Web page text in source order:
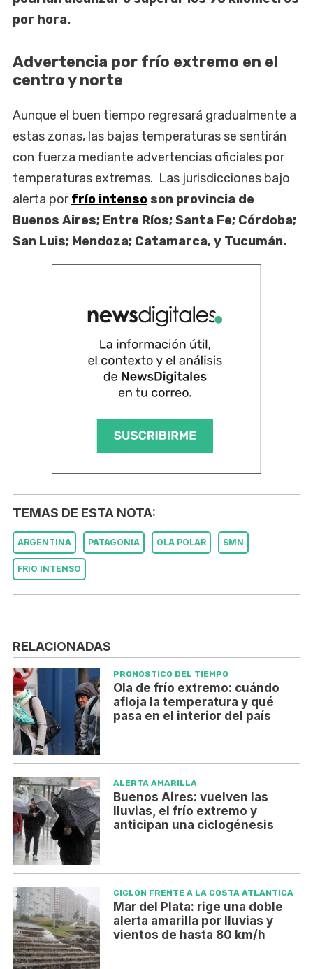
por hora.
Advertencia por frío extremo en el
centro y norte
Aunque el buen tiempo regresará gradualmente a
estas zonas, las bajas temperaturas se sentirán
con fuerza mediante advertencias oficiales por
temperaturas extremas. Las jurisdicciones bajo
alerta porfrío intenso son provincia de
Buenos Aires; Entre Ríos; Santa Fe; Córdoba;
San Luis; Mendoza; Catamarca, y Tucumán.
TEMAS DE ESTA NOTA:
ARGENTINA PATAGONIA OLA POLAR SMN
FRÍO INTENSO
RELACIONADAS
PRONÓSTICO DEL TIEMPO
Ola de frío extremo: cuándo
afloja la temperatura y qué
pasa en el interior del país
ALERTA AMARILLA
Buenos Aires: vuelven las
lluvias, el frío extremo y
anticipan una ciclogénesis
CICLÓN FRENTE A LA COSTA ATLÁNTICA
Mar del Plata: rige una doble
alerta amarilla por lluvias y
vientos de hasta 80 km/h